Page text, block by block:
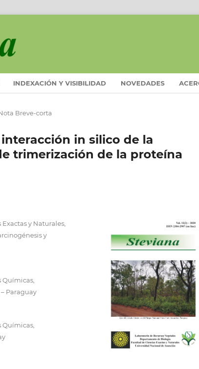
INDEXACIÓN Y VISIBILIDAD NOVEDADES
Breve-corta
in silico de la
trimerización de la proteína
y Naturales,
y
Paraguay